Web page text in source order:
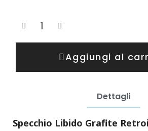
Aggiungi al
Dettagli
Specchio Libido Grafite